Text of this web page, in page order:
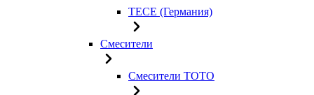
TECE (Германия)
Смесители
Смесители TOTO